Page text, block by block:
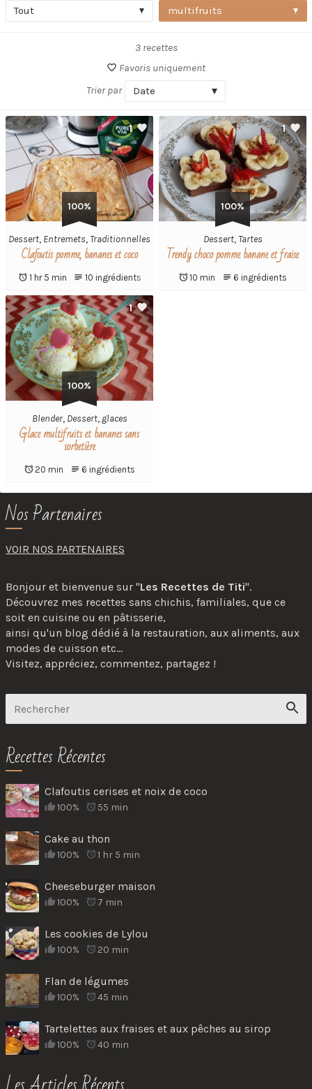
Tout
multifruits
3 recettes
Favoris uniquement
Trier par
Date
100%
1
Dessert, Entremets,Traditionnelles
Clafoutis pomme, bananes et coco
1 hr 5 min 10 ingrédients
100%
1
Dessert,Tartes
Trendy choco pomme banane et fraise
10 min 6 ingrédients
100%
1
Blender, Dessert, glaces
Glace multifruits et bananes sans
sorbetière
20 min 6 ingrédients
Nos Partenaires
VOIR NOS PARTENAIRES
Bonjour et bienvenue sur "Les Recettes de Titi".
Découvrez mes recettes sans chichis, familiales, que ce
soit en cuisine ou en pâtisserie,
ainsi qu'un blog dédié à la restauration, aux aliments, aux
modes de cuisson etc...
Visitez, appréciez, commentez, partagez !
Recettes Récentes
Clafoutis cerises et noix de coco
100% 55 min
Cake au thon
100% 1 hr 5 min
Cheeseburger maison
100% 7 min
Les cookies de Lylou
100% 20 min
Flan de légumes
100% 45 min
Tartelettes aux fraises et aux pêches au sirop
100% 40 min